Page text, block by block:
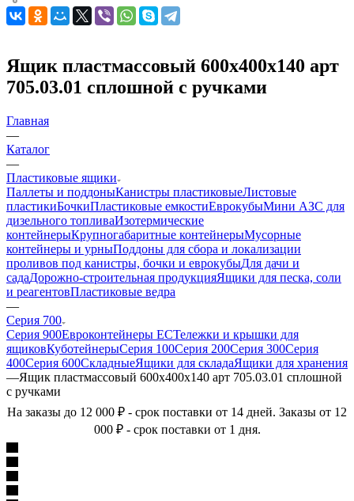
Ящик пластмассовый 600х400х140 арт
705.03.01 сплошной с ручками
Главная
—
Каталог
—
Пластиковые ящики
Паллеты и поддоныКанистры пластиковыеЛистовые
пластикиБочкиПластиковые емкостиЕврокубыМини АЗС для
дизельного топливаИзотермические
контейнерыКрупногабаритные контейнерыМусорные
контейнеры и урныПоддоны для сбора и локализации
проливов под канистры, бочки и еврокубыДля дачи и
садаДорожно-строительная продукцияЯщики для песка, соли
и реагентовПластиковые ведра
—
Серия 700
Серия 900Евроконтейнеры ЕСТележки и крышки для
ящиковКуботейнерыСерия 100Серия 200Серия 300Серия
400Серия 600СкладныеЯщики для складаЯщики для хранения
—Ящик пластмассовый 600х400х140 арт 705.03.01 сплошной
с ручками
На заказы до 12 000 ₽ - срок поставки от 14 дней. Заказы от 12
000 ₽ - срок поставки от 1 дня.